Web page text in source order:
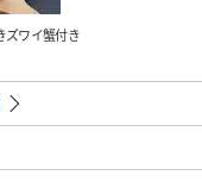
ズワイ蟹付き